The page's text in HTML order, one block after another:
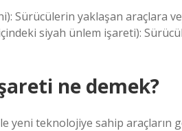
Sürücülerin yaklaşan araçlara
siyah ünlem işareti):
ne demek?
yeni teknolojiye sahip araçların